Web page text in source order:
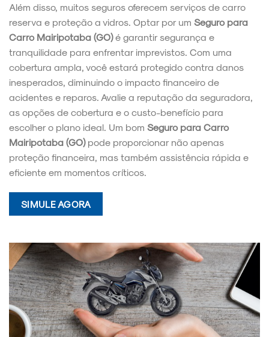
Além disso, muitos seguros oferecem serviços de carro
reserva e proteção a vidros. Optar por um Seguro para
Carro Mairipotaba (GO)é garantir segurança e
tranquilidade para enfrentar imprevistos. Com uma
cobertura ampla, você estará protegido contra danos
inesperados, diminuindo o impacto financeiro de
acidentes e reparos. Avalie a reputação da seguradora,
as opções de cobertura e o custo-benefício para
escolher o plano ideal. Um bom Seguro para Carro
Mairipotaba (GO)pode proporcionar não apenas
proteção financeira, mas também assistência rápida e
eficiente em momentos críticos.
SIMULE AGORA